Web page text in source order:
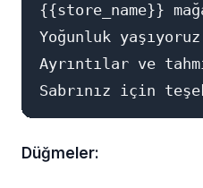
{{store_name}}
Yoğunluk
Ayrıntılar ve
Düğmeler: